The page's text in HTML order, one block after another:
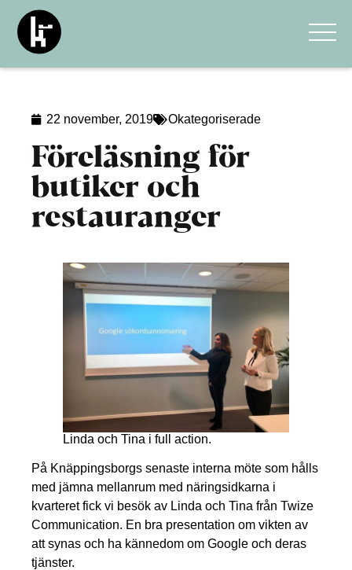
22 november, 2019 Okategoriserade
Föreläsning för
butiker och
restauranger
Linda och Tina i full action.
På Knäppingsborgs senaste interna möte som hålls
med jämna mellanrum med näringsidkarna i
kvarteret fick vi besök av Linda och Tina från Twize
Communication. En bra presentation om vikten av
att synas och ha kännedom om Google och deras
tjänster.